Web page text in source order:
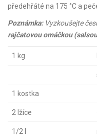
předehřáté na 175 °C a
Poznámka:Vyzkoušejte
rajčatovou omáčkou
1 kg
1 kostka
2 lžíce
1/2 l